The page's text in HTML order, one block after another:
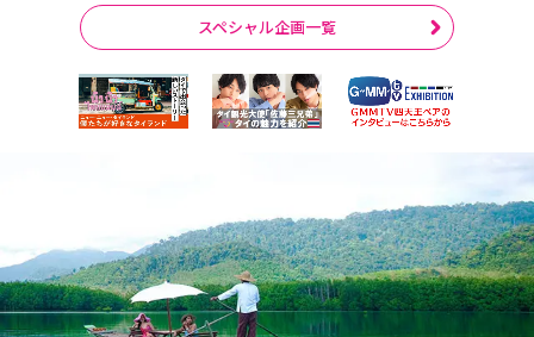
スペシャル企画一覧